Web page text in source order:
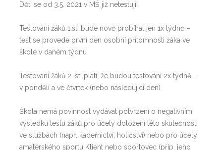
Děti se od 3.5. 2021 v MŠ již netestují.
Testování žáků 1.st. bude nově probíhat jen 1x týdně –
test se provede první den osobní přítomnosti žáka ve
škole v daném týdnu
Testování žáků 2. st. platí, že budou testováni 2x týdně –
v pondělí a ve čtvrtek (nebo následující den)
Škola nemá povinnost vydávat potvrzení o negativním
výsledku testu žáků pro účely doložení této skutečnosti
ve službách (např. kadeřnictví, holičství) nebo pro účely
amatérského sportu Klient nebo sportovec (příp. jeho